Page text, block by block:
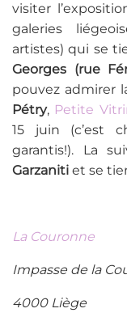
visiter
galeries
artistes) qui se
Georges (rue
pouvez admirer
Pétry, Petite
15 juin (c’est
garantis!). La
Garzaniti et se
La Couronne
Impasse de la
4000 Liège